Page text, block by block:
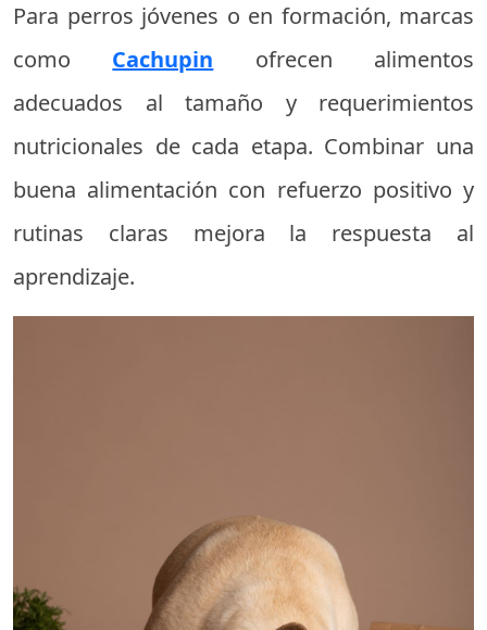
Para perros jóvenes o en formación, marcas
como Cachupin ofrecen alimentos
adecuados al tamaño y requerimientos
nutricionales de cada etapa. Combinar una
buena alimentación con refuerzo positivo y
rutinas claras mejora la respuesta al
aprendizaje.